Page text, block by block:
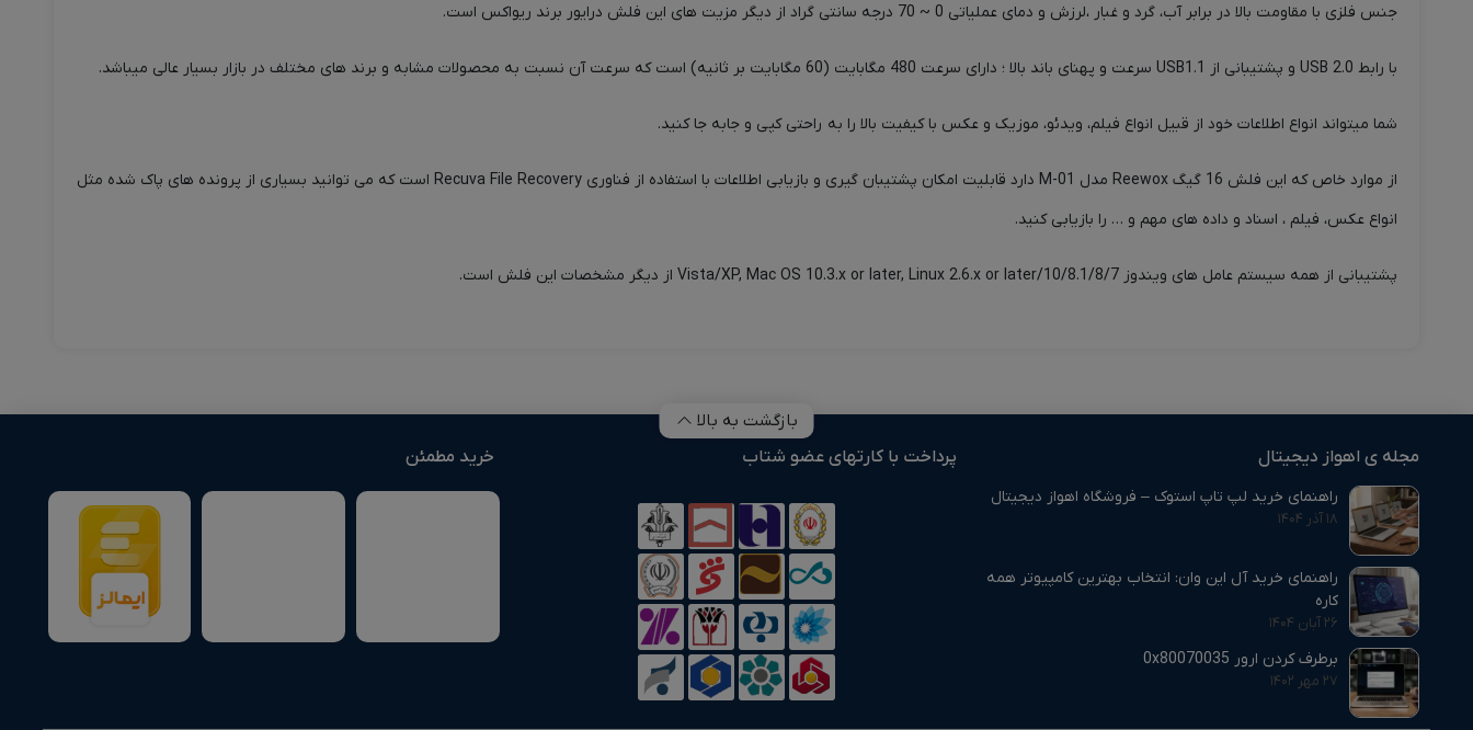
جنس فلزی با مقاومت بالا در برابر آب، گرد و غبار ،لرزش و دمای عملیاتی 0 ~ 70 درجه سانتی گراد از دیگر مزیت های این فلش درایور برند ریواکس است.
با رابط USB 2.0 و پشتیبانی از USB1.1 سرعت و پهنای باند بالا ؛ دارای سرعت 480 مگابایت (60 مگابایت بر ثانیه) است که سرعت آن نسبت به محصولات مشابه و برند های مختلف در بازار بسیار عالی میباشد.
شما میتواند انواع اطلاعات خود از قبیل انواع فیلم، ویدئو، موزیک و عکس با کیفیت بالا را به راحتی کپی و جابه جا کنید.
از موارد خاص که این فلش 16 گیگ Reewox مدل M-01 دارد قابلیت امکان پشتیبان گیری و بازیابی اطلاعات با استفاده از فناوری Recuva File Recovery است که می توانید بسیاری از پرونده های پاک شده مثل
انواع عکس، فیلم ، اسناد و داده های مهم و … را بازیابی کنید.
پشتیبانی از همه سیستم عامل های ویندوز 10/8.1/8/7/Vista/XP, Mac OS 10.3.x or later, Linux 2.6.x or later از دیگر مشخصات این فلش است.
بازگشت به بالا
مجله ی اهواز دیجیتال
راهنمای خرید لپ تاپ استوک – فروشگاه اهواز دیجیتال
۱۸ آذر ۱۴۰۴
راهنمای خرید آل این وان: انتخاب بهترین کامپیوتر همه‌
کاره
۲۶ آبان ۱۴۰۴
برطرف کردن ارور 0x80070035
۲۷ مهر ۱۴۰۲
پرداخت با کارتهای عضو شتاب خرید مطمئن